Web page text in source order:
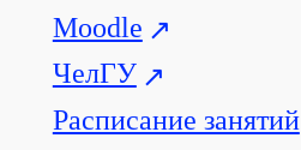
Moodle
ЧелГУ
Расписание занятий